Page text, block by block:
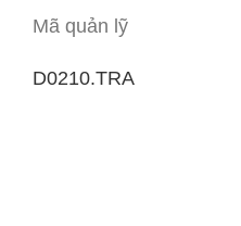
Mã quản lỹ
D0210.TRA